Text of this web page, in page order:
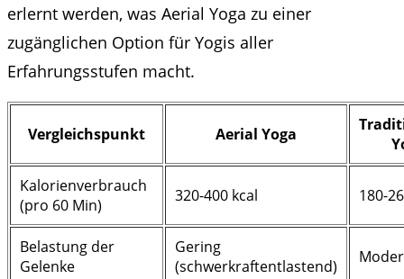
erlernt werden, was Aerial Yoga zu einer
zugänglichen Option für Yogis aller
Erfahrungsstufen macht.
Vergleichspunkt Aerial Yoga
Kalorienverbrauch
(pro 60 Min)
320-400 kcal 180-
Belastung der
Gelenke
Gering
(schwerkraftentlastend)